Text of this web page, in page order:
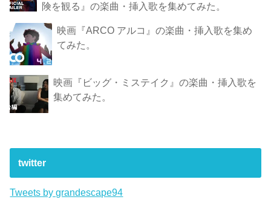
険 を観 る』の楽曲・挿入歌を集めてみた。
映画『ARCO アルコ』の楽曲・挿入歌を集め
てみた。
映画『ビッグ・ミステイク』の楽曲・挿入歌を
集めてみた。
twitter
Tweets by grandescape94